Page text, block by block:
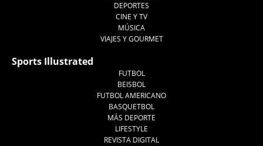
DEPORTES
CINE Y TV
MÚSICA
VIAJES Y GOURMET
Sports Illustrated
FUTBOL
BEISBOL
FUTBOL AMERICANO
BASQUETBOL
MÁS DEPORTE
LIFESTYLE
REVISTA DIGITAL